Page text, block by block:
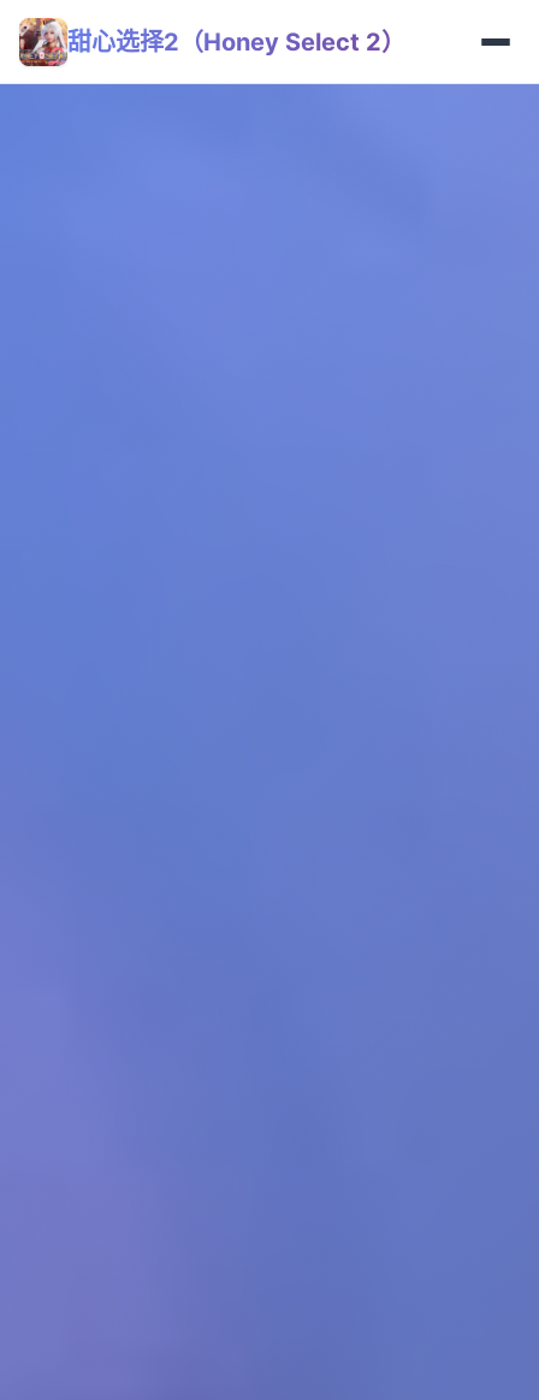
甜心选择2（Honey Select 2）